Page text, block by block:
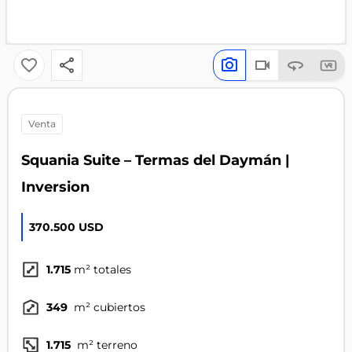
venta
Squania Suite – Termas del Daymán |
Inversion
370.500 USD
1.715 m² totales
349 m² cubiertos
1.715 m² terreno